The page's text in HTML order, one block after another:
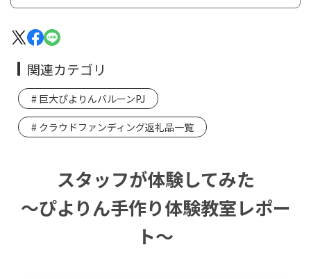
スタッフが体験してみた
～ぴよりん手作り体験教室レポー
ト～
関連カテゴリ
巨大ぴよりんバルーンPJ
クラウドファンディング返礼品一覧